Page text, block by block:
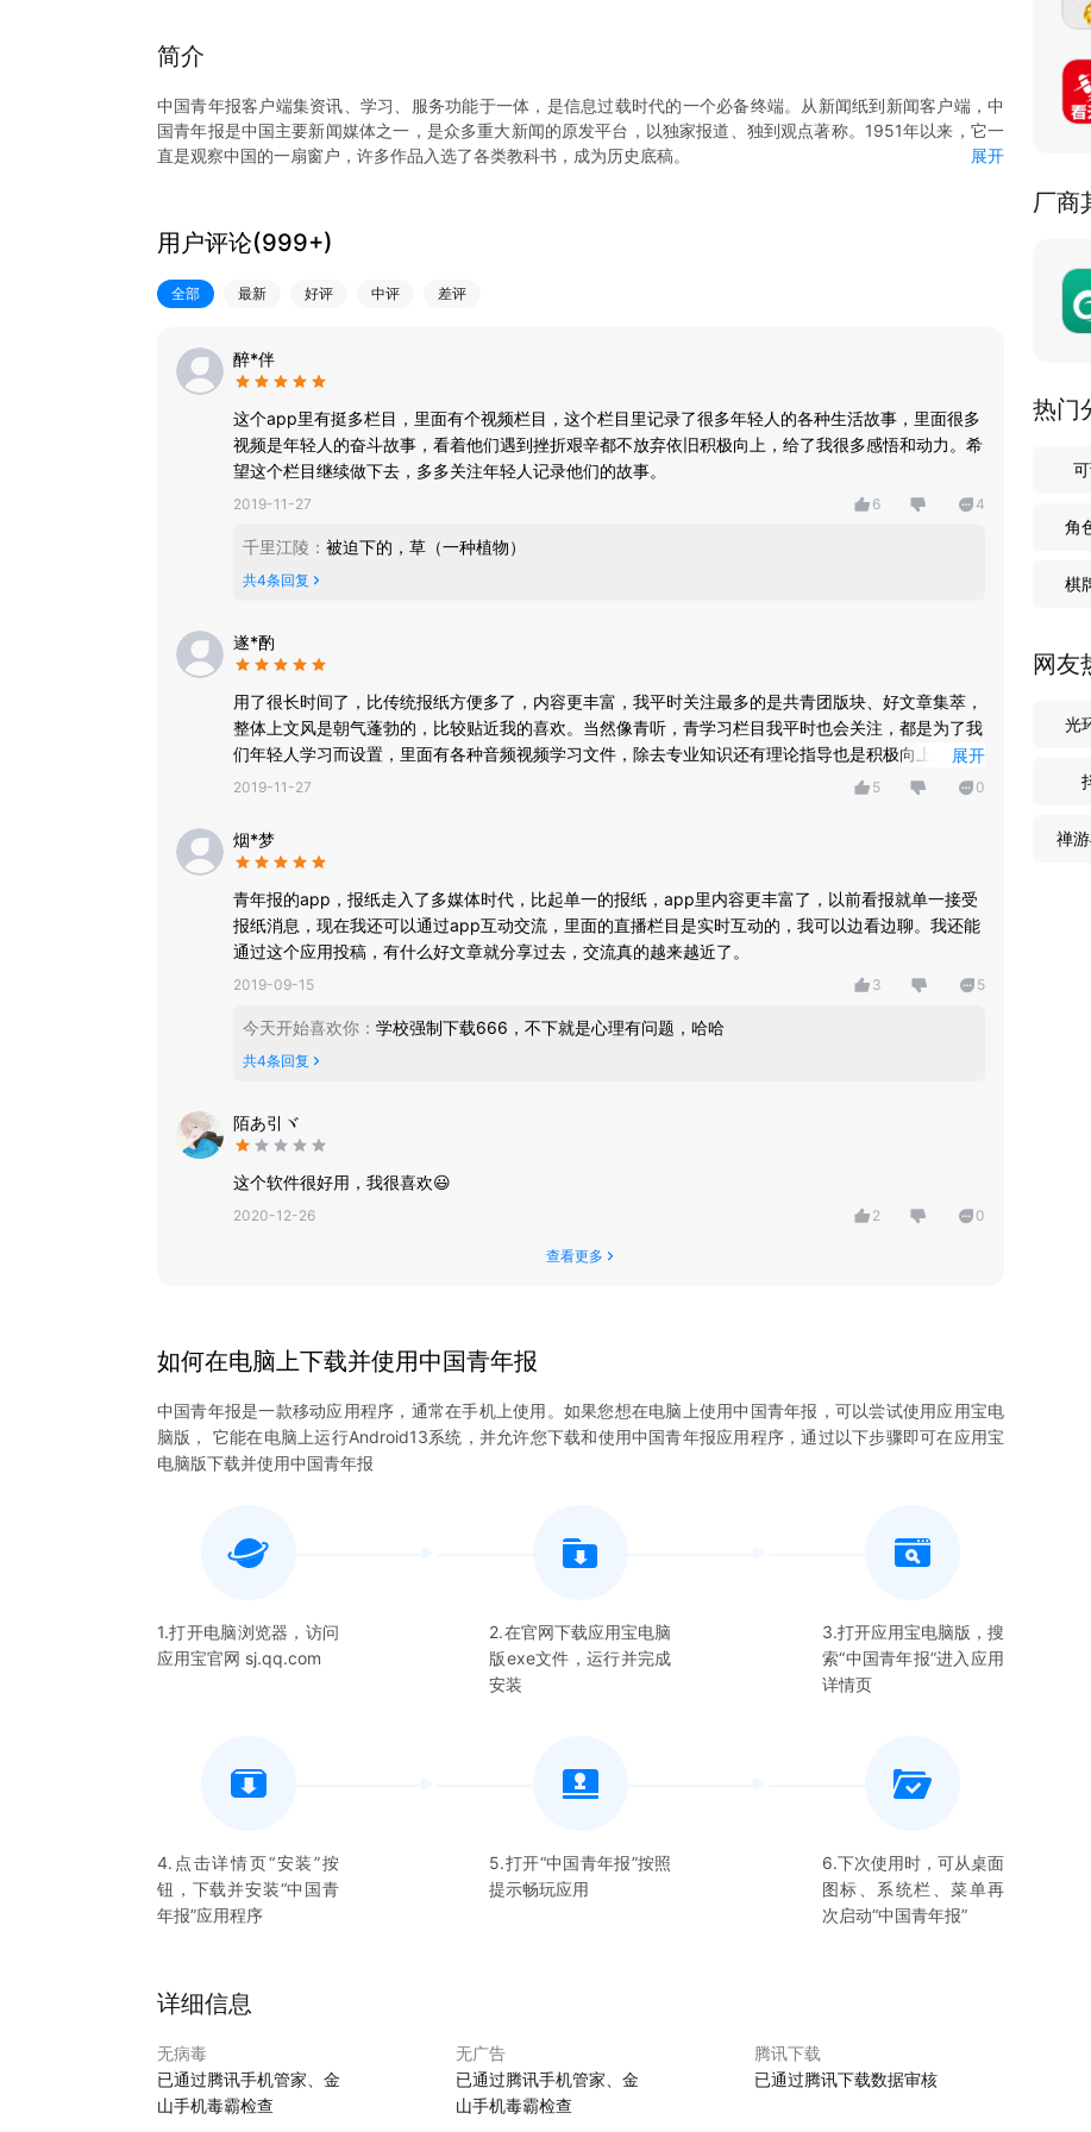
简介
中国青年报客户端集资讯、学习、服务功能于一体，是信息过载时代的一个必备终端。从新闻纸到新闻客户端，中
国青年报是中国主要新闻媒体之一，是众多重大新闻的原发平台，以独家报道、独到观点著称。1951年以来，它一
直是观察中国的一扇窗户，许多作品入选了各类教科书，成为历史底稿。
2、视频化：聚合“青蜂侠”短视频、“我看见”长视频、“中青抖音”小视频等头部视频品牌，新闻报道全面视频化，并向
“中青号”用户提供视频制作工具，产出批量UGC视频内容。
3、服务化：“团团微就业——共青团服务青年就业平台”，由团中央支持，将以各项“共青团认证”，帮助大学毕业生
提高就业竞争力。“青年大学习”是共青团最具知名度的政治理论学习平台。客户端还为青年提供婚恋、考试、义诊等
4、互动化：客户端设置中青号模块，邀请校园媒体、招聘企业、团组织等机构和个人入驻，共建业务交往和心灵交
流的园地。客户端具有征集、评选、排行、记分等功能，支持各种线上互动活动。
展开
用户评论(999+)
全部 最新 好评 中评 差评
醉*伴
这个app里有挺多栏目，里面有个视频栏目，这个栏目里记录了很多年轻人的各种生活故事，里面很多
视频是年轻人的奋斗故事，看着他们遇到挫折艰辛都不放弃依旧积极向上，给了我很多感悟和动力。希
望这个栏目继续做下去，多多关注年轻人记录他们的故事。
2019-11-27 6 4
千里江陵 ： 被迫下的，草（一种植物）
共4条回复
遂*酌
用了很长时间了，比传统报纸方便多了，内容更丰富，我平时关注最多的是共青团版块、好文章集萃，
整体上文风是朝气蓬勃的，比较贴近我的喜欢。当然像青听，青学习栏目我平时也会关注，都是为了我
们年轻人学习而设置，里面有各种音频视频学习文件，除去专业知识还有理论指导也是积极向上的，起
到了很好的引导作用。
展开
2019-11-27 5 0
烟*梦
青年报的app，报纸走入了多媒体时代，比起单一的报纸，app里内容更丰富了，以前看报就单一接受
报纸消息，现在我还可以通过app互动交流，里面的直播栏目是实时互动的，我可以边看边聊。我还能
通过这个应用投稿，有什么好文章就分享过去，交流真的越来越近了。
2019-09-15 3 5
今天开始喜欢你 ： 学校强制下载666，不下就是心理有问题，哈哈
共4条回复
陌あ引ヾ
这个软件很好用，我很喜欢😃
2020-12-26 2 0
查看更多
如何在电脑上下载并使用中国青年报
中国青年报是一款移动应用程序，通常在手机上使用。如果您想在电脑上使用中国青年报 ，可以尝试使用应用宝电
脑版， 它能在电脑上运行Android13系统，并允许您下载和使用中国青年报应用程序，通过以下步骤即可在应用宝
电脑版下载并使用中国青年报
1.打开电脑浏览器，访问
应用宝官网 sj.qq.com
2.在官网下载应用宝电脑
版exe文件，运行并完成
安装
3.打开应用宝电脑版，搜
索“中国青年报”进入应用
详情页
4.点击详情页“安装”按
钮，下载并安装“中国青
年报”应用程序
5.打开“中国青年报”按照
提示畅玩应用
6.下次使用时，可从桌面
图标、系统栏、菜单再
次启动“中国青年报”
详细信息
无病毒
已通过腾讯手机管家、金
山手机毒霸检查
无广告
已通过腾讯手机管家、金
山手机毒霸检查
腾讯下载
已通过腾讯下载数据审核
厂商
热门
角
棋
网友
光
禅